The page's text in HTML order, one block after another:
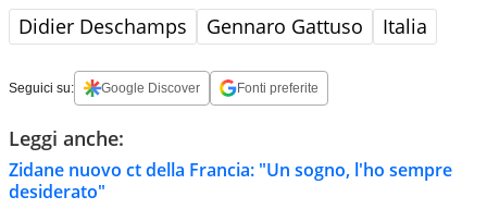
Didier Deschamps Gennaro Gattuso Italia
Seguici su: Google Discover Fonti preferite
Leggi anche:
Zidane nuovo ct della Francia: "Un sogno, l'ho sempre
desiderato"